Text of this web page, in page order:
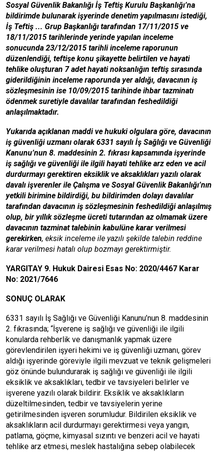
Sosyal Güvenlik Bakanlığı İş Teftiş Kurulu Başkanlığı’na
bildirimde bulunarak işyerinde denetim yapılmasını istediği,
İş Teftiş ... Grup Başkanlığı tarafından 17/11/2015 ve
18/11/2015 tarihlerinde yerinde yapılan inceleme
sonucunda 23/12/2015 tarihli inceleme raporunun
düzenlendiği, teftişe konu şikayette belirtilen ve hayati
tehlike oluşturan 7 adet hayati noksanlığın teftiş sırasında
giderildiğinin inceleme raporunda yer aldığı, davacının iş
sözleşmesinin ise 10/09/2015 tarihinde ihbar tazminatı
ödenmek suretiyle davalılar tarafından feshedildiği
anlaşılmaktadır.
Yukarıda açıklanan maddi ve hukuki olgulara göre, davacının
iş güvenliği uzmanı olarak 6331 sayılı İş Sağlığı ve Güvenliği
Kanunu’nun 8. maddesinin 2. fıkrası kapsamında işyerinde
iş sağlığı ve güvenliği ile ilgili hayati tehlike arz eden ve acil
durdurmayı gerektiren eksiklik ve aksaklıkları yazılı olarak
davalı işverenler ile Çalışma ve Sosyal Güvenlik Bakanlığı’nın
yetkili birimine bildirdiği, bu bildirimden dolayı davalılar
tarafından davacının iş sözleşmesinin feshedildiği anlaşılmış
olup, bir yıllık sözleşme ücreti tutarından az olmamak üzere
davacının tazminat talebinin kabulüne karar verilmesi
gerekirken, eksik inceleme ile yazılı şekilde talebin reddine
karar verilmesi hatalı olup bozmayı gerektirmiştir.
YARGITAY 9. Hukuk Dairesi Esas No: 2020/4467 Karar
No: 2021/7646
SONUÇ OLARAK
6331 sayılı İş Sağlığı ve Güvenliği Kanunu’nun 8. maddesinin
2. fıkrasında; “İşverene iş sağlığı ve güvenliği ile ilgili
konularda rehberlik ve danışmanlık yapmak üzere
görevlendirilen işyeri hekimi ve iş güvenliği uzmanı, görev
aldığı işyerinde göreviyle ilgili mevzuat ve teknik gelişmeleri
göz önünde bulundurarak iş sağlığı ve güvenliği ile ilgili
eksiklik ve aksaklıkları, tedbir ve tavsiyeleri belirler ve
işverene yazılı olarak bildirir. Eksiklik ve aksaklıkların
düzeltilmesinden, tedbir ve tavsiyelerin yerine
getirilmesinden işveren sorumludur. Bildirilen eksiklik ve
aksaklıkların acil durdurmayı gerektirmesi veya yangın,
patlama, göçme, kimyasal sızıntı ve benzeri acil ve hayati
tehlike arz etmesi, meslek hastalığına sebep olabilecek